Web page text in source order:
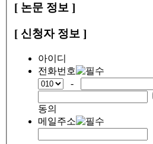
[ 논문 정보 ]
[ 신청자 정보 ]
아이디
전화번호
-
동의
메일주소